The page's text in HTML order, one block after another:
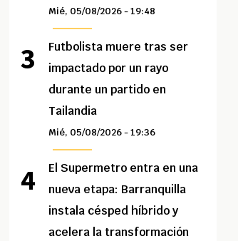
Mié, 05/08/2026 - 19:48
Futbolista muere tras ser
impactado por un rayo
durante un partido en
Tailandia
Mié, 05/08/2026 - 19:36
El Supermetro entra en una
nueva etapa: Barranquilla
instala césped híbrido y
acelera la transformación